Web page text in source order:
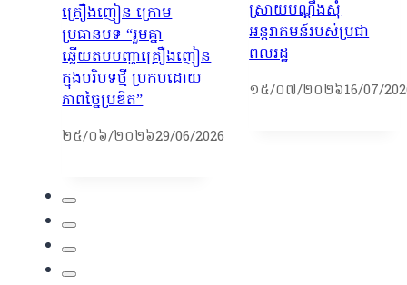
គ្រឿងញៀន ក្រោម
ប្រធានបទ “រួមគ្នា
ឆ្លើយតបបញ្ហាគ្រឿងញៀន
ក្នុងបរិបទថ្មី ប្រកបដោយ
ភាពច្នៃប្រឌិត”
២៥/០៦/២០២៦29/06/2026
ស្រាយបណ្តឹងសុំ
អន្តរាគមន៍របស់ប្រជា
ពលរដ្ឋ
១៥/០៧/២០២៦16/07/